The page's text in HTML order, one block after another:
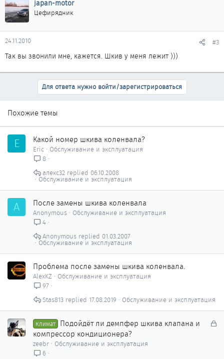
japan-motor
Цефирядник
24.11.2010 #3
Так вы звонили мне, кажется. Шкив у меня лежит )))
Для ответа нужно войти/зарегистрироваться
Похожие темы
E Какой номер шкива коленвала?
Eric
Обслуживание и эксплуатация
8
Обслуживание и эксплуатация
06.10.2008
алекс32
A После замены шкива коленвала
Anonymous
Обслуживание и эксплуатация
4
Обслуживание и эксплуатация
01.03.2007
Anonymous
Проблема после замены шкива коленвала.
AlexKZ
Обслуживание и эксплуатация
97
Обслуживание и эксплуатация
17.08.2019
Stas813
З
Климат Подойдёт ли демпфер шкива клапана и
компрессор кондиционера?
zeebr
Обслуживание и эксплуатация
6